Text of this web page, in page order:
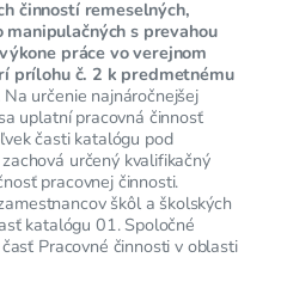
činností remeselných,
manipulačných s prevahou
práce vo verejnom
prílohu č. 2 k predmetnému
Na určenie najnáročnejšej
uplatní pracovná činnosť
časti katalógu pod
určený kvalifikačný
pracovnej činnosti.
škôl a školských
katalógu 01. Spoločné
Pracovné činnosti v oblasti